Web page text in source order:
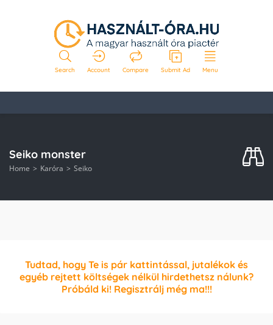
Search Account Compare Submit Ad Menu
Seiko monster
Home Karóra Seiko
Tudtad, hogy Te is pár kattintással, jutalékok és
egyéb rejtett költségek nélkül hirdethetsz nálunk?
Próbáld ki! Regisztrálj még ma!!!